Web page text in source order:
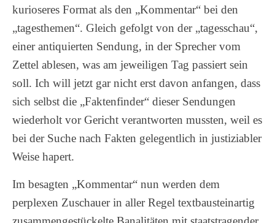
kurioseres Format als den „Kommentar“ bei den
„tagesthemen“. Gleich gefolgt von der „tagesschau“,
einer antiquierten Sendung, in der Sprecher vom
Zettel ablesen, was am jeweiligen Tag passiert sein
soll. Ich will jetzt gar nicht erst davon anfangen, dass
sich selbst die „Faktenfinder“ dieser Sendungen
wiederholt vor Gericht verantworten mussten, weil es
bei der Suche nach Fakten gelegentlich in justiziabler
Weise hapert.
Im besagten „Kommentar“ nun werden dem
perplexen Zuschauer in aller Regel textbausteinartig